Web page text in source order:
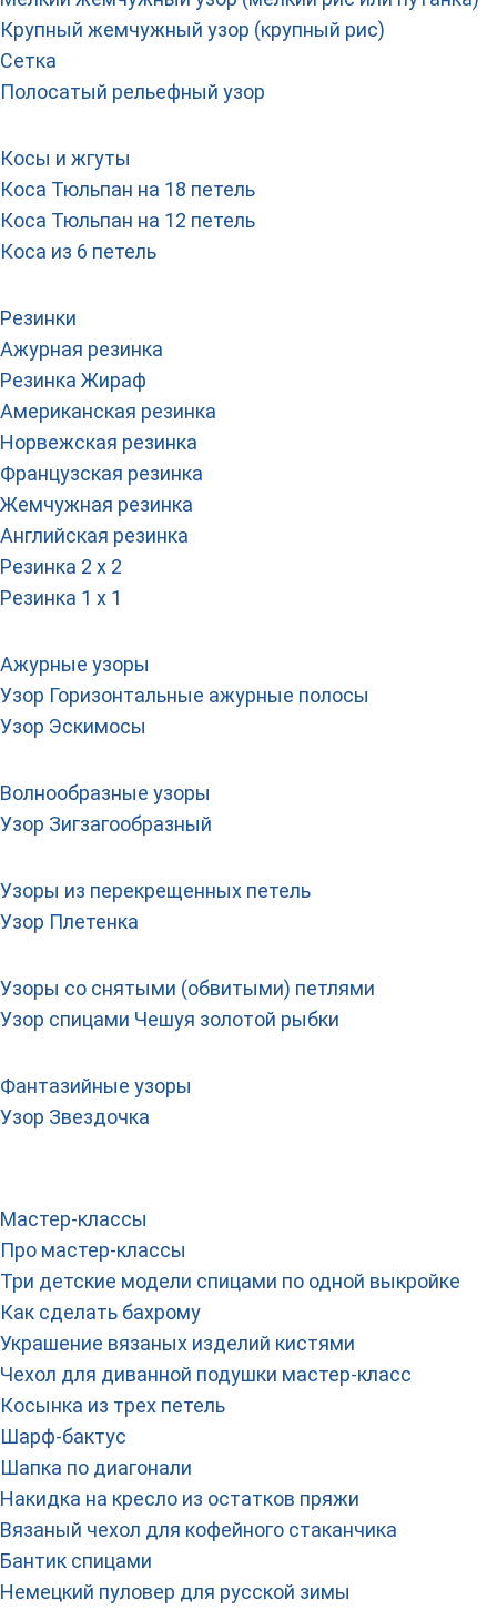
Крупный жемчужный узор (крупный рис)
Сетка
Полосатый рельефный узор
Косы и жгуты
Коса Тюльпан на 18 петель
Коса Тюльпан на 12 петель
Коса из 6 петель
Резинки
Ажурная резинка
Резинка Жираф
Американская резинка
Норвежская резинка
Французская резинка
Жемчужная резинка
Английская резинка
Резинка 2 х 2
Резинка 1 х 1
Ажурные узоры
Узор Горизонтальные ажурные полосы
Узор Эскимосы
Волнообразные узоры
Узор Зигзагообразный
Узоры из перекрещенных петель
Узор Плетенка
Узоры со снятыми (обвитыми) петлями
Узор спицами Чешуя золотой рыбки
Фантазийные узоры
Узор Звездочка
Мастер-классы
Про мастер-классы
Три детские модели спицами по одной выкройке
Как сделать бахрому
Украшение вязаных изделий кистями
Чехол для диванной подушки мастер-класс
Косынка из трех петель
Шарф-бактус
Шапка по диагонали
Накидка на кресло из остатков пряжи
Вязаный чехол для кофейного стаканчика
Бантик спицами
Немецкий пуловер для русской зимы